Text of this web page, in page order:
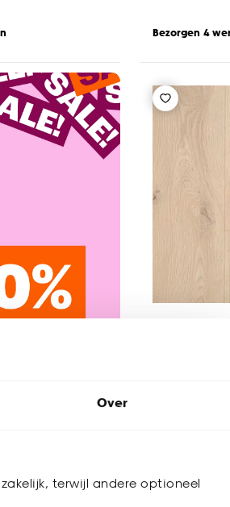
Over
terwijl andere optioneel
Bezorgen 4
Laminaat
Bezorgen 4